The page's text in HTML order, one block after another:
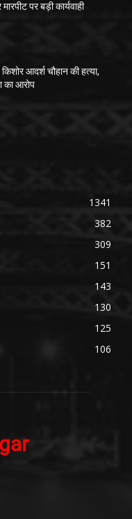
पर बड़ी कार्यवाही
आदर्श चौहान की हत्या,
का आरोप
1341
382
309
151
143
130
125
106